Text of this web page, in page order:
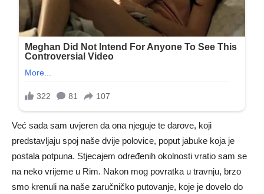
Već sada sam uvjeren da ona njeguje te darove, koji
predstavljaju spoj naše dvije polovice, poput jabuke koja je
postala potpuna. Stjecajem određenih okolnosti vratio sam se
na neko vrijeme u Rim. Nakon mog povratka u travnju, brzo
smo krenuli na naše zaručničko putovanje, koje je dovelo do